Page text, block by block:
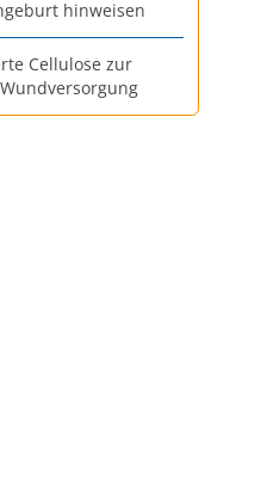
hinweisen
Cellulose zur